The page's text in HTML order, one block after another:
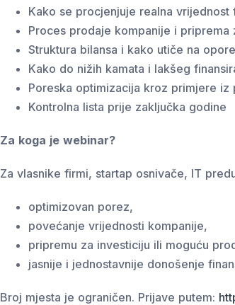
Kako se procjenjuje realna vrijednost
Proces prodaje kompanije i priprema
Struktura bilansa i kako utiče na
Kako do nižih kamata i lakšeg
Poreska optimizacija kroz primjere iz
Kontrolna lista prije zaključka godine
Za koga je webinar?
Za vlasnike firmi, startap osnivače, IT
optimizovan porez,
povećanje vrijednosti kompanije,
pripremu za investiciju ili moguću
jasnije i jednostavnije donošenje
Broj mjesta je ograničen. Prijave putem: